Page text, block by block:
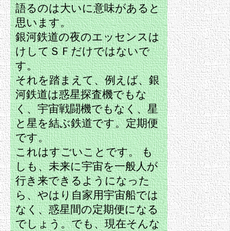
語るのは大いに意味があると
思います。
銀河鉄道の夜のエッセンスは
けしてＳＦだけではないで
す。
それを踏まえて、例えば、銀
河鉄道は惑星探査機でもな
く、宇宙戦闘機でもなく、星
と星を結ぶ鉄道です。定期便
です。
これはすごいことです。 も
しも、未来に宇宙を一般人が
行き来できるようになった
ら、やはり自家用宇宙船では
なく、惑星間の定期便になる
でしょう。でも、現在そんな